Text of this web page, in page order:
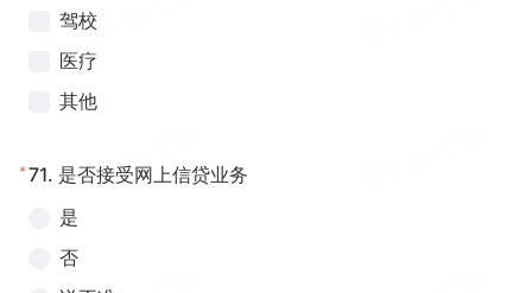
驾校
医疗
其他
*71. 是否接受网上信贷业务
是
否